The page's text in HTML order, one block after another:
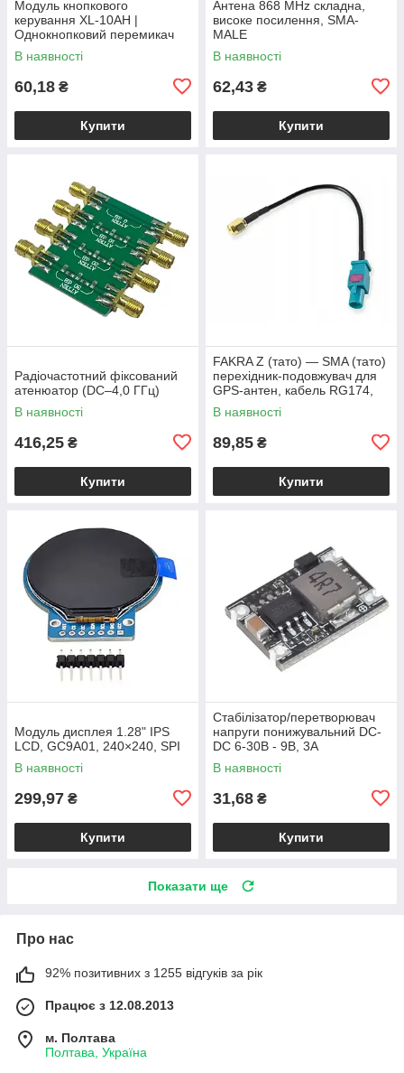
Модуль кнопкового
керування XL-10AH |
Однокнопковий перемикач
10A | Модуль з фіксацією |
Широкий діапазон
В наявності
60,18 ₴
Купити
Антена 868 MHz складна,
високе посилення, SMA-
MALE
В наявності
62,43 ₴
Купити
Радіочастотний фіксований
атенюатор (DC–4,0 ГГц)
В наявності
416,25 ₴
Купити
FAKRA Z (тато) — SMA (тато)
перехідник-подовжувач для
GPS-антен, кабель RG174,
15 см
В наявності
89,85 ₴
Купити
Модуль дисплея 1.28" IPS
LCD, GC9A01, 240×240, SPI
В наявності
299,97 ₴
Купити
Стабілізатор/перетворювач
напруги понижувальний DC-
DC 6-30В - 9В, 3А
В наявності
31,68 ₴
Купити
Показати ще
Про нас
92% позитивних з 1255 відгуків за рік
Працює з 12.08.2013
м. Полтава
Полтава, Україна